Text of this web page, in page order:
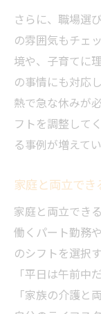
さらに、職場選
の雰囲気もチェ
境や、子育てに
の事情にも対応
熱で急な休みが
フトを調整して
る事例が増えてい
家庭と両立で
家庭と両立でき
働くパート勤務
のシフトを選択
「平日は午前中
「家族の介護と